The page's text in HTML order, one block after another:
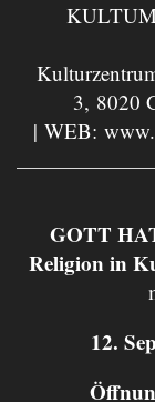
3, 8020
| WEB:
GOTT
Religion in
12.